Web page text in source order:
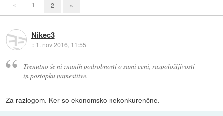
« 1 2 »
Nikec3
:: 1. nov 2016, 11:55
Trenutno še ni znanih podrobnosti o sami ceni, razpoložljivosti
in postopku namestitve.
Za razlogom. Ker so ekonomsko nekonkurenčne.